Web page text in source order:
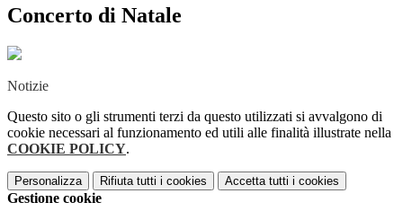
Concerto di Natale
Notizie
Questo sito o gli strumenti terzi da questo utilizzati si avvalgono di
cookie necessari al funzionamento ed utili alle finalità illustrate nella
COOKIE POLICY.
Personalizza Rifiuta tutti i cookies Accetta tutti i cookies
Gestione cookie